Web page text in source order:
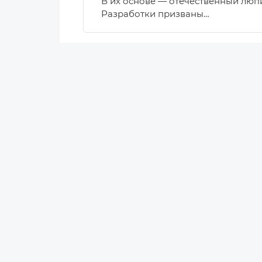
Разработки призваны…